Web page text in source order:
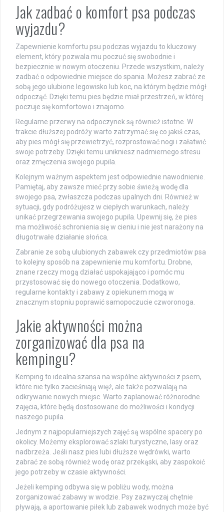
Jak zadbać o komfort psa podczas
wyjazdu?
Zapewnienie komfortu psu podczas wyjazdu to kluczowy
element, który pozwala mu poczuć się swobodnie i
bezpiecznie w nowym otoczeniu. Przede wszystkim, należy
zadbać o odpowiednie miejsce do spania. Możesz zabrać ze
sobą jego ulubione legowisko lub koc, na którym będzie mógł
odpocząć. Dzięki temu pies będzie miał przestrzeń, w której
poczuje się komfortowo i znajomo.
Regularne przerwy na odpoczynek są również istotne. W
trakcie dłuższej podróży warto zatrzymać się co jakiś czas,
aby pies mógł się przewietrzyć, rozprostować nogi i załatwić
swoje potrzeby. Dzięki temu unikniesz nadmiernego stresu
oraz zmęczenia swojego pupila.
Kolejnym ważnym aspektem jest odpowiednie nawodnienie.
Pamiętaj, aby zawsze mieć przy sobie świeżą wodę dla
swojego psa, zwłaszcza podczas upalnych dni. Również w
sytuacji, gdy podróżujesz w ciepłych warunkach, należy
unikać przegrzewania swojego pupila. Upewnij się, że pies
ma możliwość schronienia się w cieniu i nie jest narażony na
długotrwałe działanie słońca.
Zabranie ze sobą ulubionych zabawek czy przedmiotów psa
to kolejny sposób na zapewnienie mu komfortu. Drobne,
znane rzeczy mogą działać uspokajająco i pomóc mu
przystosować się do nowego otoczenia. Dodatkowo,
regularne kontakty i zabawy z opiekunem mogą w
znacznym stopniu poprawić samopoczucie czworonoga.
Jakie aktywności można
zorganizować dla psa na
kempingu?
Kemping to idealna szansa na wspólne aktywności z psem,
które nie tylko zacieśniają więź, ale także pozwalają na
odkrywanie nowych miejsc. Warto zaplanować różnorodne
zajęcia, które będą dostosowane do możliwości i kondycji
naszego pupila.
Jednym z najpopularniejszych zajęć są wspólne spacery po
okolicy. Możemy eksplorować szlaki turystyczne, lasy oraz
nadbrzeża. Jeśli nasz pies lubi dłuższe wędrówki, warto
zabrać ze sobą również wodę oraz przekąski, aby zaspokoić
jego potrzeby w czasie aktywności.
Jeżeli kemping odbywa się w pobliżu wody, można
zorganizować zabawy w wodzie. Psy zazwyczaj chętnie
pływają, a aportowanie piłek lub zabawek wodnych może być